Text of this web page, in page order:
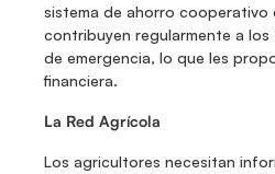
sistema de ahorro cooperativo
contribuyen regularmente a
de emergencia, lo que les
financiera.
La Red Agrícola
Los agricultores necesitan